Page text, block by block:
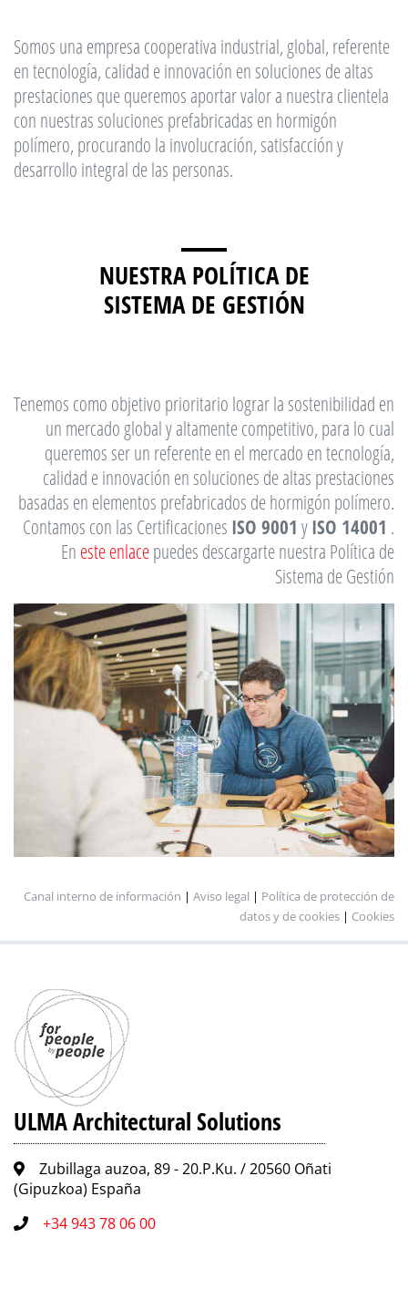
Somos una empresa cooperativa industrial, global, referente
en tecnología, calidad e innovación en soluciones de altas
prestaciones que queremos aportar valor a nuestra clientela
con nuestras soluciones prefabricadas en hormigón
polímero, procurando la involucración, satisfacción y
desarrollo integral de las personas.
NUESTRA POLÍTICA DE
SISTEMA DE GESTIÓN
Tenemos como objetivo prioritario lograr la sostenibilidad en
un mercado global y altamente competitivo, para lo cual
queremos ser un referente en el mercado en tecnología,
calidad e innovación en soluciones de altas prestaciones
basadas en elementos prefabricados de hormigón polímero.
Contamos con las Certificaciones ISO 9001 yISO 14001 .
En este enlacepuedes descargarte nuestra Política de
Sistema de Gestión
Canal interno de información | Aviso legal | Política de protección de
datos y de cookies | Cookies
ULMA Architectural Solutions
Zubillaga auzoa, 89 - 20.P.Ku. / 20560 Oñati
(Gipuzkoa) España
+34 943 78 06 00